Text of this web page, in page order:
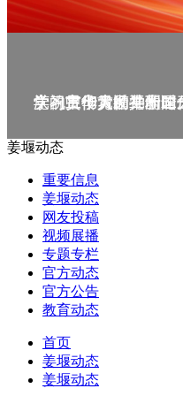
庆祝中华人民共和国
学习贯彻党的二十届
党的二十大精神理论
学习宣传贯彻党的二
学习贯彻习近平新
姜堰动态
重要信息
姜堰动态
网友投稿
视频展播
专题专栏
官方动态
官方公告
教育动态
首页
姜堰动态
姜堰动态